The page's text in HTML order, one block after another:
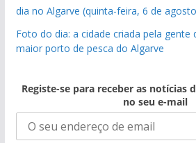
dia no Algarve (quinta-feira, 6 de
Foto do dia: a cidade criada pela
maior porto de pesca do Algarve
Registe-se para receber as notícias
no seu e-mail